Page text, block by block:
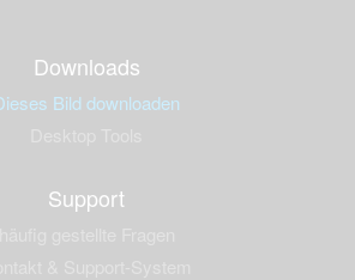
Downloads
Bild downloaden
Support